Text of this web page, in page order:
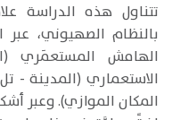
​تتناول هذه الدراسة
بالنظام الصهيوني، عبر
الهامش المستعمَري
الاستعماري (المدينة -
المكان الموازي). وعبر